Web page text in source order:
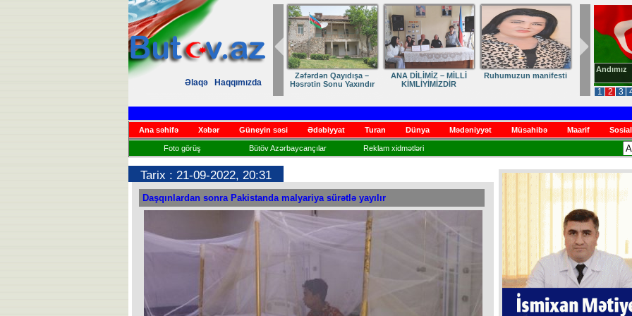
Əlaqə
Haqqımızda
1 2 3
Andımız
Zəfərdən Qayıdışa –
Həsrətin Sonu Yaxındır
ANA DİLİMİZ – MİLLİ
KİMLİYİMİZDİR
Ruhumuzun manifesti
Ana səhifə Xəbər Güneyin səsi Ədəbiyyat Turan Dünya Mədəniyyət Müsahibə Maarif
Foto görüş Bütöv Azərbaycançılar Reklam xidmətləri
Tarix : 21-09-2022, 20:31
Daşqınlardan sonra Pakistanda malyariya sürətlə yayılır